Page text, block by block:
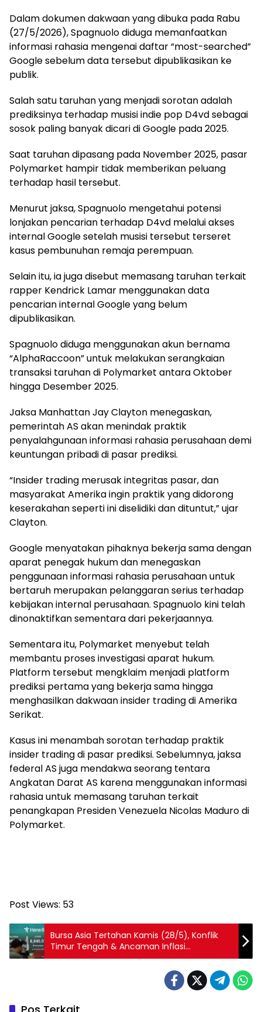
Dalam dokumen dakwaan yang dibuka pada Rabu
(27/5/2026), Spagnuolo diduga memanfaatkan
informasi rahasia mengenai daftar “most-searched”
Google sebelum data tersebut dipublikasikan ke
publik.
Salah satu taruhan yang menjadi sorotan adalah
prediksinya terhadap musisi indie pop D4vd sebagai
sosok paling banyak dicari di Google pada 2025.
Saat taruhan dipasang pada November 2025, pasar
Polymarket hampir tidak memberikan peluang
terhadap hasil tersebut.
Menurut jaksa, Spagnuolo mengetahui potensi
lonjakan pencarian terhadap D4vd melalui akses
internal Google setelah musisi tersebut terseret
kasus pembunuhan remaja perempuan.
Selain itu, ia juga disebut memasang taruhan terkait
rapper Kendrick Lamar menggunakan data
pencarian internal Google yang belum
dipublikasikan.
Spagnuolo diduga menggunakan akun bernama
“AlphaRaccoon” untuk melakukan serangkaian
transaksi taruhan di Polymarket antara Oktober
hingga Desember 2025.
Jaksa Manhattan Jay Clayton menegaskan,
pemerintah AS akan menindak praktik
penyalahgunaan informasi rahasia perusahaan demi
keuntungan pribadi di pasar prediksi.
“Insider trading merusak integritas pasar, dan
masyarakat Amerika ingin praktik yang didorong
keserakahan seperti ini diselidiki dan dituntut,” ujar
Clayton.
Google menyatakan pihaknya bekerja sama dengan
aparat penegak hukum dan menegaskan
penggunaan informasi rahasia perusahaan untuk
bertaruh merupakan pelanggaran serius terhadap
kebijakan internal perusahaan. Spagnuolo kini telah
dinonaktifkan sementara dari pekerjaannya.
Sementara itu, Polymarket menyebut telah
membantu proses investigasi aparat hukum.
Platform tersebut mengklaim menjadi platform
prediksi pertama yang bekerja sama hingga
menghasilkan dakwaan insider trading di Amerika
Serikat.
Kasus ini menambah sorotan terhadap praktik
insider trading di pasar prediksi. Sebelumnya, jaksa
federal AS juga mendakwa seorang tentara
Angkatan Darat AS karena menggunakan informasi
rahasia untuk memasang taruhan terkait
penangkapan Presiden Venezuela Nicolas Maduro di
Polymarket.
Post Views: 53
Bursa Asia Tertahan Kamis (28/5), Konflik
Timur Tengah & Ancaman Inflasi
Membayangi